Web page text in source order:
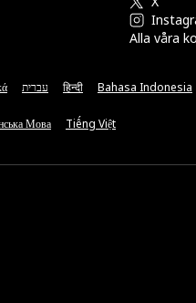
Alla våra
עברית हिन्दी Bahasa Indonesia
Мова Tiếng Việt